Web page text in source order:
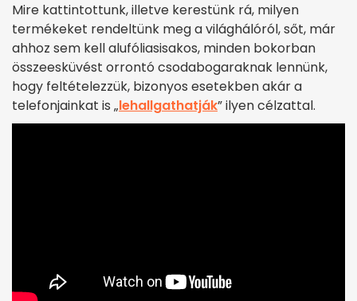
Mire kattintottunk, illetve kerestünk rá, milyen
termékeket rendeltünk meg a világhálóról, sőt, már
ahhoz sem kell alufóliasisakos, minden bokorban
összeesküvést orrontó csodabogaraknak lennünk,
hogy feltételezzük, bizonyos esetekben akár a
telefonjainkat is „lehallgathatják” ilyen célzattal.